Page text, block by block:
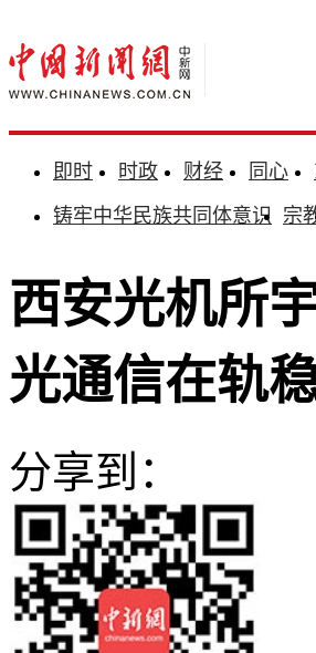
即时 时政 财经 同心
铸牢中华民族共同体意识 宗
西安光机所
光通信在轨
分享到：